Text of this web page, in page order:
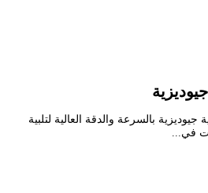
بالسرعة والدقة العالية لتلبية
في...